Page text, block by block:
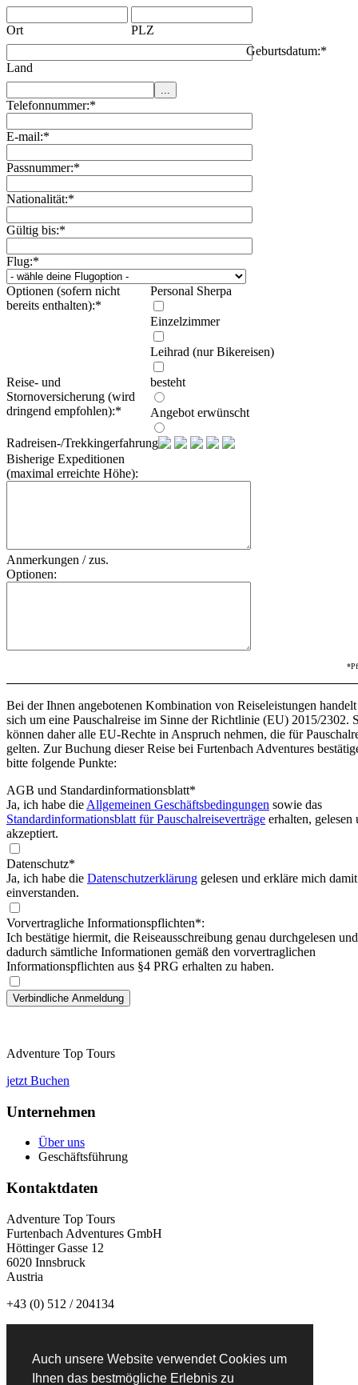
Auch unsere Website verwendet Cookies um
Ihnen das bestmögliche Erlebnis zu
Ort PLZ
Land
Geburtsdatum:*
Telefonnummer:*
E-mail:*
Passnummer:*
Nationalität:*
Gültig bis:*
Flug:*
Optionen (sofern nicht
bereits enthalten):*
Personal Sherpa
Einzelzimmer
Leihrad (nur Bikereisen)
Reise- und
Stornoversicherung (wird
dringend empfohlen):*
besteht
Angebot erwünscht
Radreisen-/Trekkingerfahrung:
Bisherige Expeditionen
(maximal erreichte Höhe):
Anmerkungen / zus.
Optionen:
Bei der Ihnen angebotenen Kombination von Reiseleistungen handelt
sich um eine Pauschalreise im Sinne der Richtlinie (EU) 2015/2302.
können daher alle EU-Rechte in Anspruch nehmen, die für
gelten. Zur Buchung dieser Reise bei Furtenbach Adventures
bitte folgende Punkte:
AGB und Standardinformationsblatt*
Ja, ich habe die Allgemeinen Geschäftsbedingungen sowie das
Standardinformationsblatt für Pauschalreiseverträge erhalten, gelesen
akzeptiert.
Datenschutz*
Ja, ich habe die Datenschutzerklärung gelesen und erkläre mich damit
einverstanden.
Vorvertragliche Informationspflichten*:
Ich bestätige hiermit, die Reiseausschreibung genau durchgelesen und
dadurch sämtliche Informationen gemäß den vorvertraglichen
Informationspflichten aus §4 PRG erhalten zu haben.
Adventure Top Tours
jetzt Buchen
Unternehmen
Über uns
Geschäftsführung
Kontaktdaten
Adventure Top Tours
Furtenbach Adventures GmbH
Höttinger Gasse 12
6020 Innsbruck
Austria
+43 (0) 512 / 204134
Newsletteranmeldung: